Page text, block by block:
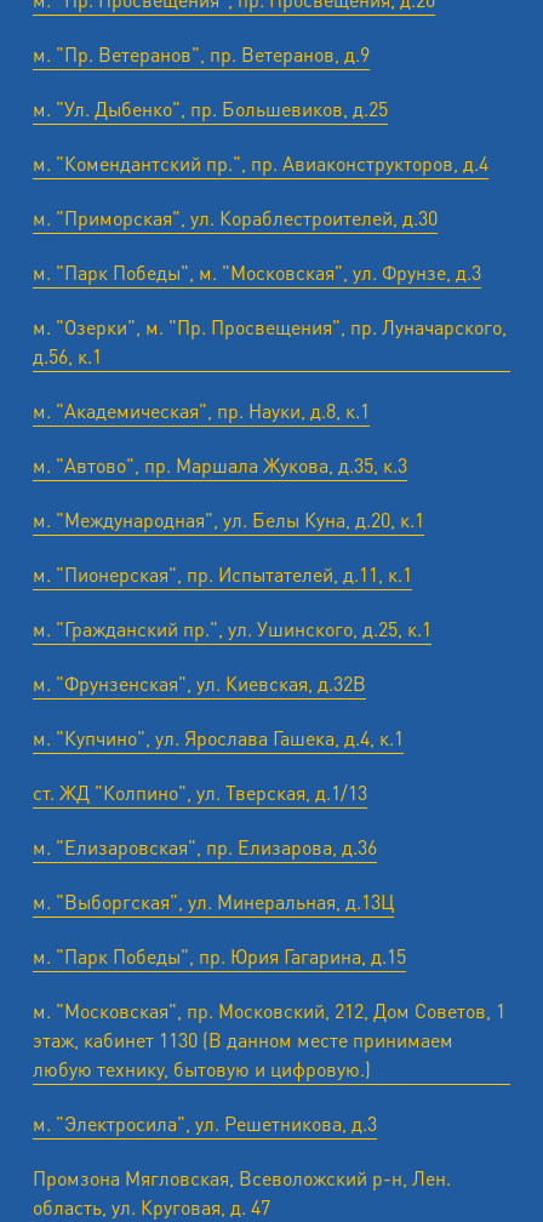
м. "Пр. Ветеранов", пр. Ветеранов, д.9
м. "Ул. Дыбенко", пр. Большевиков, д.25
м. "Комендантский пр.", пр. Авиаконструкторов, д.4
м. "Приморская", ул. Кораблестроителей, д.30
м. "Парк Победы", м. "Московская", ул. Фрунзе, д.3
м. "Озерки", м. "Пр. Просвещения", пр. Луначарского,
д.56, к.1
м. "Академическая", пр. Науки, д.8, к.1
м. "Автово", пр. Маршала Жукова, д.35, к.3
м. "Международная", ул. Белы Куна, д.20, к.1
м. "Пионерская", пр. Испытателей, д.11, к.1
м. "Гражданский пр.", ул. Ушинского, д.25, к.1
м. "Фрунзенская", ул. Киевская, д.32В
м. "Купчино", ул. Ярослава Гашека, д.4, к.1
ст. ЖД "Колпино", ул. Тверская, д.1/13
м. "Елизаровская", пр. Елизарова, д.36
м. "Выборгская", ул. Минеральная, д.13Ц
м. "Парк Победы", пр. Юрия Гагарина, д.15
м. "Московская", пр. Московский, 212, Дом Советов, 1
этаж, кабинет 1130 (В данном месте принимаем
любую технику, бытовую и цифровую.)
м. "Электросила", ул. Решетникова, д.3
Промзона Мягловская, Всеволожский р-н, Лен.
область, ул. ​Круговая, д. 47